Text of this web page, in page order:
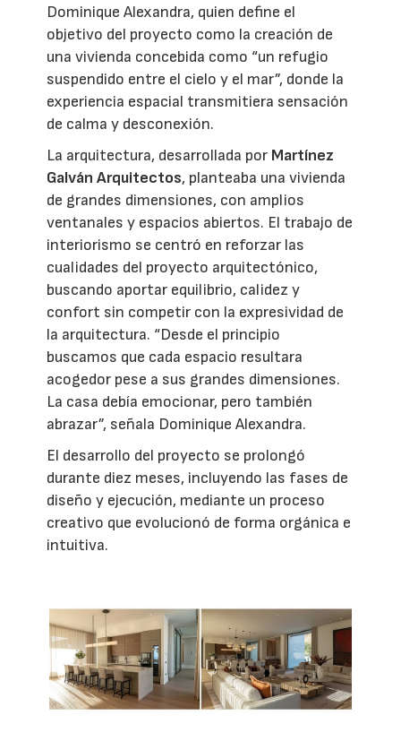
Dominique Alexandra, quien define el
objetivo del proyecto como la creación de
una vivienda concebida como “un refugio
suspendido entre el cielo y el mar”, donde la
experiencia espacial transmitiera sensación
de calma y desconexión.
La arquitectura, desarrollada por Martínez
Galván Arquitectos, planteaba una vivienda
de grandes dimensiones, con amplios
ventanales y espacios abiertos. El trabajo de
interiorismo se centró en reforzar las
cualidades del proyecto arquitectónico,
buscando aportar equilibrio, calidez y
confort sin competir con la expresividad de
la arquitectura. “Desde el principio
buscamos que cada espacio resultara
acogedor pese a sus grandes dimensiones.
La casa debía emocionar, pero también
abrazar”, señala Dominique Alexandra.
El desarrollo del proyecto se prolongó
durante diez meses, incluyendo las fases de
diseño y ejecución, mediante un proceso
creativo que evolucionó de forma orgánica e
intuitiva.